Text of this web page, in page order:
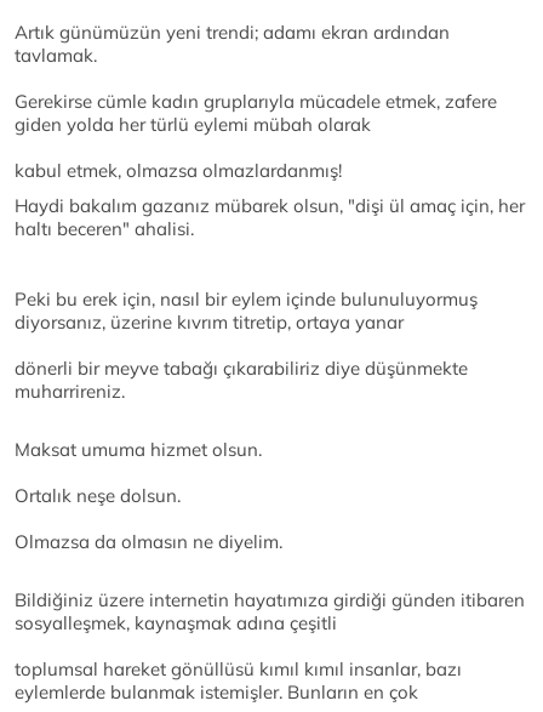
Artık günümüzün yeni trendi; adamı ekran ardından
tavlamak.
Gerekirse cümle kadın gruplarıyla mücadele etmek, zafere
giden yolda her türlü eylemi mübah olarak
kabul etmek, olmazsa olmazlardanmış!
Haydi bakalım gazanız mübarek olsun, "dişi ül amaç için, her
haltı beceren" ahalisi.
Peki bu erek için, nasıl bir eylem içinde bulunuluyormuş
diyorsanız, üzerine kıvrım titretip, ortaya yanar
dönerli bir meyve tabağı çıkarabiliriz diye düşünmekte
muharrireniz.
Maksat umuma hizmet olsun.
Ortalık neşe dolsun.
Olmazsa da olmasın ne diyelim.
Bildiğiniz üzere internetin hayatımıza girdiği günden itibaren
sosyalleşmek, kaynaşmak adına çeşitli
toplumsal hareket gönüllüsü kımıl kımıl insanlar, bazı
eylemlerde bulanmak istemişler. Bunların en çok